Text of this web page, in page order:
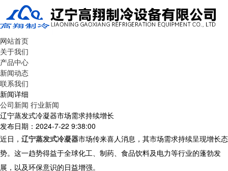
网站首页
关于我们
产品中心
新闻动态
联系我们
新闻详细
公司新闻 行业新闻
辽宁蒸发式冷凝器市场需求持续增长
发布日期：2024-7-22 9:38:00
近日， 辽宁蒸发式冷凝器市场传来喜人消息，其市场需求持续呈现增长态
势。这一趋势得益于全球化工、制药、食品饮料及电力等行业的蓬勃发
展，以及环保意识的日益增强。